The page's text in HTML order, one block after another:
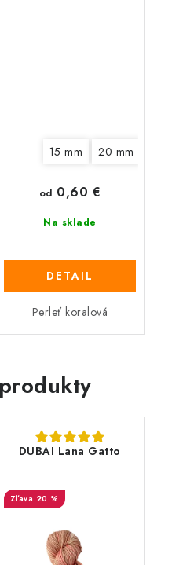
4,5 mm 5 mm
15 mm 20 mm
Na sklade
od 0,60 €
DETAIL
Perleť koralová
DUBAI Lana Gatto
20 %